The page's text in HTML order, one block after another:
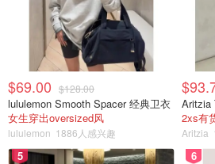
$69.00 $128.00
lululemon Smooth Spacer 经典卫衣
女生穿出oversized风
lululemon 1886人感兴趣
2xs有
Aritzia
5 6